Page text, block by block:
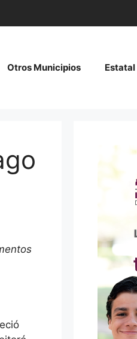
Otros Municipios Estatal